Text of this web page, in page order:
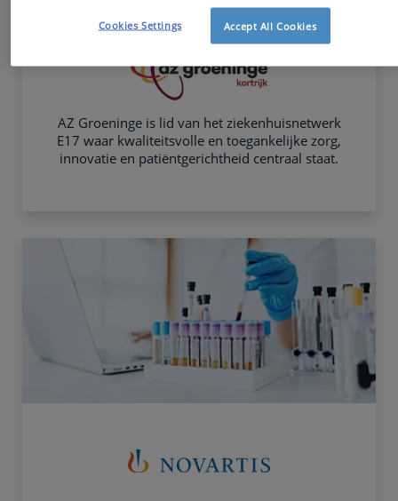
AZ Groeninge is lid van het ziekenhuisnetwerk
E17 waar kwaliteitsvolle en toegankelijke zorg,
innovatie en patiëntgerichtheid centraal staat.
Accept All Cookies
Cookies Settings